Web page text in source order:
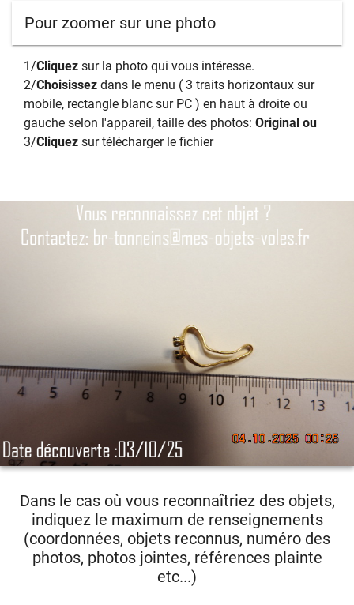
Pour zoomer sur une photo
1/Cliquez sur la photo qui vous intéresse.
2/Choisissez dans le menu ( 3 traits horizontaux sur
mobile, rectangle blanc sur PC ) en haut à droite ou
gauche selon l'appareil, taille des photos: Original ou
3/Cliquez sur télécharger le fichier
Dans le cas où vous reconnaîtriez des objets,
indiquez le maximum de renseignements
(coordonnées, objets reconnus, numéro des
photos, photos jointes, références plainte
etc...)